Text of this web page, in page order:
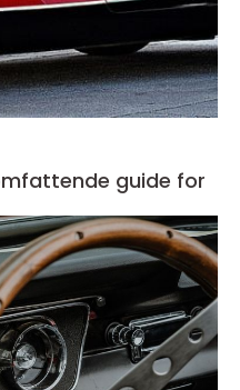
guide for